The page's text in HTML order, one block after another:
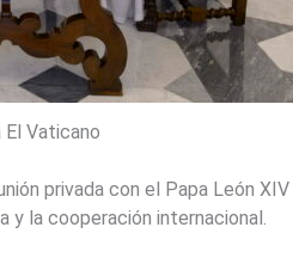
Vaticano
privada con el Papa León XIV
y la cooperación internacional.